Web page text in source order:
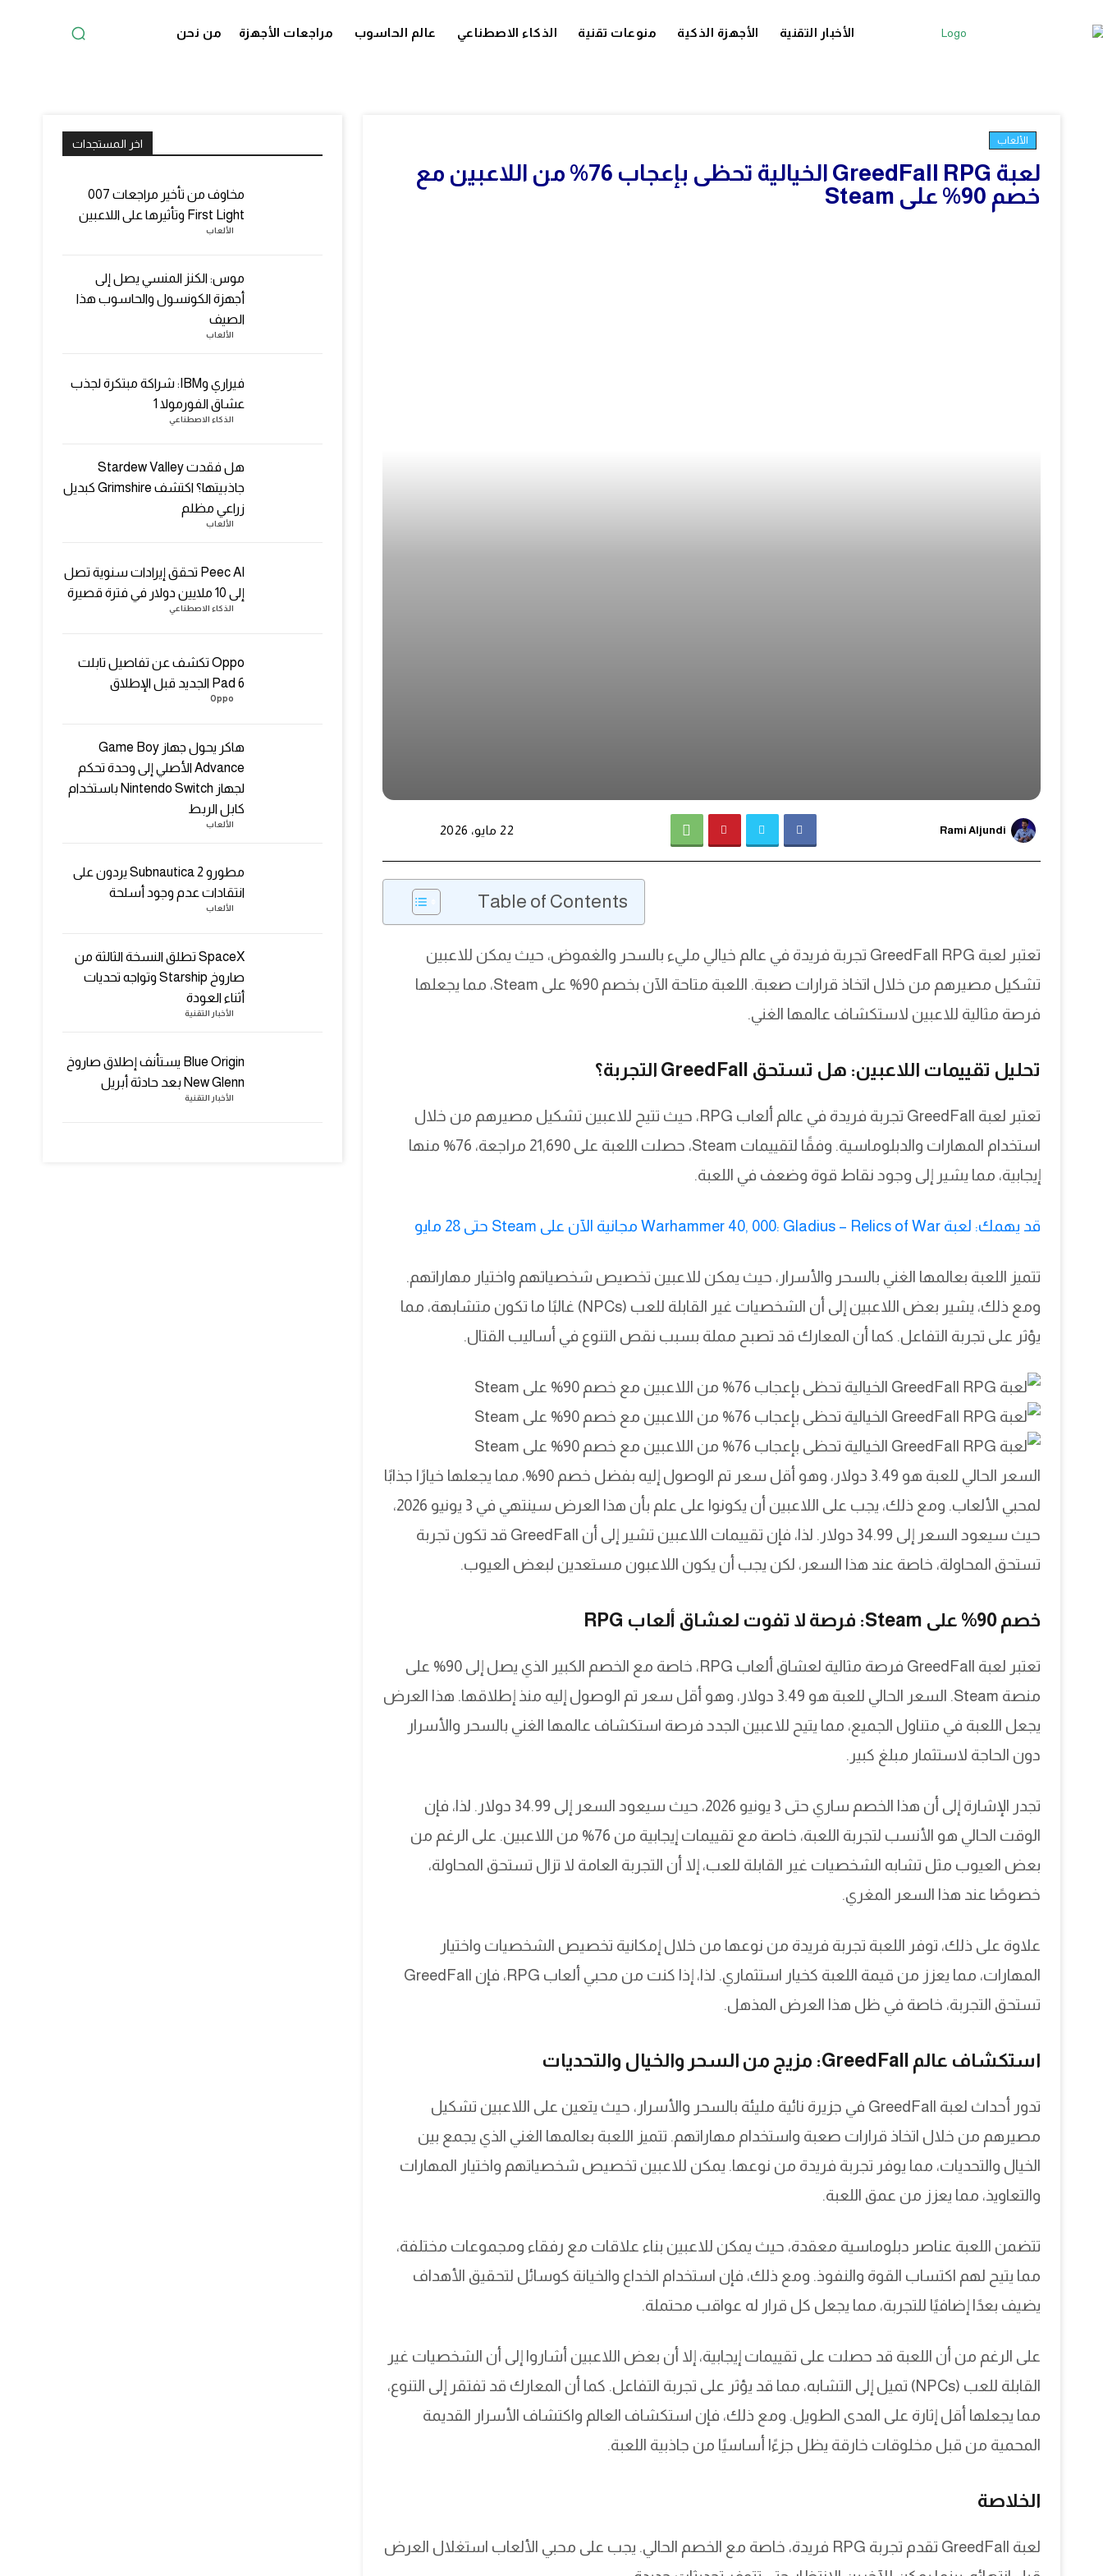
الأخبار التقنية الأجهزة الذكية منوعات تقنية الذكاء الاصطناعي عالم الحاسوب مراجعات الأجهزة من نحن
الألعاب
لعبة GreedFall RPG الخيالية تحظى بإعجاب 76% من اللاعبين مع
خصم 90% على Steam
Rami Aljundi 22 مايو، 2026
Table of Contents
تعتبر لعبة GreedFall RPG تجربة فريدة في عالم خيالي مليء بالسحر والغموض، حيث يمكن للاعبين
تشكيل مصيرهم من خلال اتخاذ قرارات صعبة. اللعبة متاحة الآن بخصم 90% على Steam، مما يجعلها
فرصة مثالية للاعبين لاستكشاف عالمها الغني.
تحليل تقييمات اللاعبين: هل تستحق GreedFall التجربة؟
تعتبر لعبة GreedFall تجربة فريدة في عالم ألعاب RPG، حيث تتيح للاعبين تشكيل مصيرهم من خلال
استخدام المهارات والدبلوماسية. وفقًا لتقييمات Steam، حصلت اللعبة على 21,690 مراجعة، 76% منها
إيجابية، مما يشير إلى وجود نقاط قوة وضعف في اللعبة.
قد يهمك: لعبة Warhammer 40, 000: Gladius – Relics of War مجانية الآن على Steam حتى 28 مايو
تتميز اللعبة بعالمها الغني بالسحر والأسرار، حيث يمكن للاعبين تخصيص شخصياتهم واختيار مهاراتهم.
ومع ذلك، يشير بعض اللاعبين إلى أن الشخصيات غير القابلة للعب (NPCs) غالبًا ما تكون متشابهة، مما
يؤثر على تجربة التفاعل. كما أن المعارك قد تصبح مملة بسبب نقص التنوع في أساليب القتال.
السعر الحالي للعبة هو 3.49 دولار، وهو أقل سعر تم الوصول إليه بفضل خصم 90%، مما يجعلها خيارًا جذابًا
لمحبي الألعاب. ومع ذلك، يجب على اللاعبين أن يكونوا على علم بأن هذا العرض سينتهي في 3 يونيو 2026،
حيث سيعود السعر إلى 34.99 دولار. لذا، فإن تقييمات اللاعبين تشير إلى أن GreedFall قد تكون تجربة
تستحق المحاولة، خاصة عند هذا السعر، لكن يجب أن يكون اللاعبون مستعدين لبعض العيوب.
خصم 90% على Steam: فرصة لا تفوت لعشاق ألعاب RPG
تعتبر لعبة GreedFall فرصة مثالية لعشاق ألعاب RPG، خاصة مع الخصم الكبير الذي يصل إلى 90% على
منصة Steam. السعر الحالي للعبة هو 3.49 دولار، وهو أقل سعر تم الوصول إليه منذ إطلاقها. هذا العرض
يجعل اللعبة في متناول الجميع، مما يتيح للاعبين الجدد فرصة استكشاف عالمها الغني بالسحر والأسرار
دون الحاجة لاستثمار مبلغ كبير.
تجدر الإشارة إلى أن هذا الخصم ساري حتى 3 يونيو 2026، حيث سيعود السعر إلى 34.99 دولار. لذا، فإن
الوقت الحالي هو الأنسب لتجربة اللعبة، خاصة مع تقييمات إيجابية من 76% من اللاعبين. على الرغم من
بعض العيوب مثل تشابه الشخصيات غير القابلة للعب، إلا أن التجربة العامة لا تزال تستحق المحاولة،
خصوصًا عند هذا السعر المغري.
علاوة على ذلك، توفر اللعبة تجربة فريدة من نوعها من خلال إمكانية تخصيص الشخصيات واختيار
المهارات، مما يعزز من قيمة اللعبة كخيار استثماري. لذا، إذا كنت من محبي ألعاب RPG، فإن GreedFall
تستحق التجربة، خاصة في ظل هذا العرض المذهل.
استكشاف عالم GreedFall: مزيج من السحر والخيال والتحديات
تدور أحداث لعبة GreedFall في جزيرة نائية مليئة بالسحر والأسرار، حيث يتعين على اللاعبين تشكيل
مصيرهم من خلال اتخاذ قرارات صعبة واستخدام مهاراتهم. تتميز اللعبة بعالمها الغني الذي يجمع بين
الخيال والتحديات، مما يوفر تجربة فريدة من نوعها. يمكن للاعبين تخصيص شخصياتهم واختيار المهارات
والتعاويذ، مما يعزز من عمق اللعبة.
تتضمن اللعبة عناصر دبلوماسية معقدة، حيث يمكن للاعبين بناء علاقات مع رفقاء ومجموعات مختلفة،
مما يتيح لهم اكتساب القوة والنفوذ. ومع ذلك، فإن استخدام الخداع والخيانة كوسائل لتحقيق الأهداف
يضيف بعدًا إضافيًا للتجربة، مما يجعل كل قرار له عواقب محتملة.
على الرغم من أن اللعبة قد حصلت على تقييمات إيجابية، إلا أن بعض اللاعبين أشاروا إلى أن الشخصيات غير
القابلة للعب (NPCs) تميل إلى التشابه، مما قد يؤثر على تجربة التفاعل. كما أن المعارك قد تفتقر إلى التنوع،
مما يجعلها أقل إثارة على المدى الطويل. ومع ذلك، فإن استكشاف العالم واكتشاف الأسرار القديمة
المحمية من قبل مخلوقات خارقة يظل جزءًا أساسيًا من جاذبية اللعبة.
الخلاصة
لعبة GreedFall تقدم تجربة RPG فريدة، خاصة مع الخصم الحالي. يجب على محبي الألعاب استغلال العرض
اخر المستجدات
مخاوف من تأخير مراجعات 007
First Light وتأثيرها على اللاعبين
الألعاب
موس: الكنز المنسي يصل إلى
أجهزة الكونسول والحاسوب هذا
الصيف
الألعاب
فيراري وIBM: شراكة مبتكرة لجذب
عشاق الفورمولا 1
الذكاء الاصطناعي
هل فقدت Stardew Valley
جاذبيتها؟ اكتشف Grimshire كبديل
زراعي مظلم
الألعاب
Peec AI تحقق إيرادات سنوية تصل
إلى 10 ملايين دولار في فترة قصيرة
الذكاء الاصطناعي
Oppo تكشف عن تفاصيل تابلت
Pad 6 الجديد قبل الإطلاق
Oppo
هاكر يحول جهاز Game Boy
Advance الأصلي إلى وحدة تحكم
لجهاز Nintendo Switch باستخدام
كابل الربط
الألعاب
مطورو Subnautica 2 يردون على
انتقادات عدم وجود أسلحة
الألعاب
SpaceX تطلق النسخة الثالثة من
صاروخ Starship وتواجه تحديات
أثناء العودة
الأخبار التقنية
Blue Origin يستأنف إطلاق صاروخ
New Glenn بعد حادثة أبريل
الأخبار التقنية